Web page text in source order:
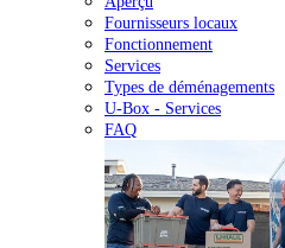
Fournisseurs locaux
Fonctionnement
Services
Types de déménagements
U-Box - Services
FAQ